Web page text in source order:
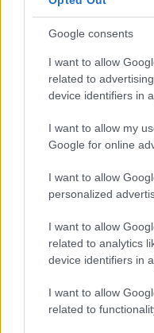
Google consents
I want to allow
related to
device identifiers in
I want to allow my
Google for online
I want to allow
personalized
I want to allow
related to analytics
device identifiers in
I want to allow
related to
Még mielőtt Gyuris
megjegyezte: „És
hangsúlyozni: önök
először egy olyan
törvényszerűtlen és
behozok egy
polgármester,
utóbbi három évben
megemelkedett a
mértéke.